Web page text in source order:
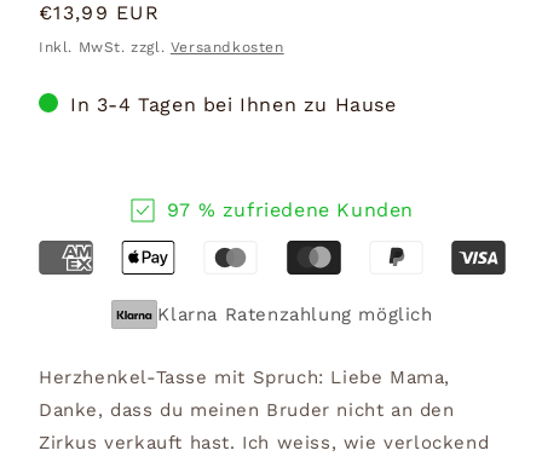
Normaler
Preis
€13,99 EUR
Inkl. MwSt. zzgl. Versandkosten
In 3-4 Tagen bei Ihnen zu Hause
97 % zufriedene Kunden
Klarna Ratenzahlung möglich
Herzhenkel-Tasse mit Spruch: Liebe Mama,
Danke, dass du meinen Bruder nicht an den
Zirkus verkauft hast. Ich weiss, wie verlockend